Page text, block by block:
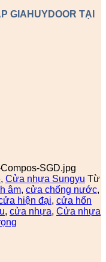
GIAHUYDOOR TẠI
SGD.jpg
, Cửa nhựa Sungyu Từ
âm, cửa chống nước,
hiện đại, cửa hổn
, cửa nhựa, Cửa nhựa